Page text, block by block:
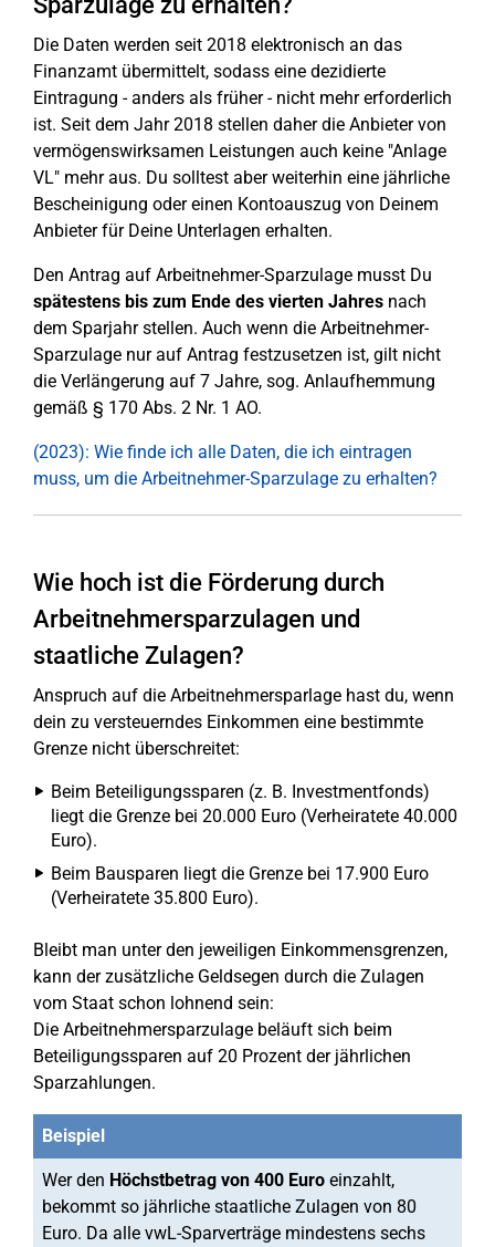
Die Daten werden seit 2018 elektronisch an das
Finanzamt übermittelt, sodass eine dezidierte
Eintragung - anders als früher - nicht mehr erforderlich
ist. Seit dem Jahr 2018 stellen daher die Anbieter von
vermögenswirksamen Leistungen auch keine "Anlage
VL" mehr aus. Du solltest aber weiterhin eine jährliche
Bescheinigung oder einen Kontoauszug von Deinem
Anbieter für Deine Unterlagen erhalten.
Den Antrag auf Arbeitnehmer-Sparzulage musst Du
spätestens bis zum Ende des vierten Jahres nach
dem Sparjahr stellen. Auch wenn die Arbeitnehmer-
Sparzulage nur auf Antrag festzusetzen ist, gilt nicht
die Verlängerung auf 7 Jahre, sog. Anlaufhemmung
gemäß § 170 Abs. 2 Nr. 1 AO.
(2023): Wie finde ich alle Daten, die ich eintragen
muss, um die Arbeitnehmer-Sparzulage zu erhalten?
Wie hoch ist die Förderung durch
Arbeitnehmersparzulagen und
staatliche Zulagen?
Anspruch auf die Arbeitnehmersparlage hast du, wenn
dein zu versteuerndes Einkommen eine bestimmte
Grenze nicht überschreitet:
Beim Beteiligungssparen (z. B. Investmentfonds)
liegt die Grenze bei 20.000 Euro (Verheiratete 40.000
Euro).
Beim Bausparen liegt die Grenze bei 17.900 Euro
(Verheiratete 35.800 Euro).
Bleibt man unter den jeweiligen Einkommensgrenzen,
kann der zusätzliche Geldsegen durch die Zulagen
vom Staat schon lohnend sein:
Die Arbeitnehmersparzulage beläuft sich beim
Beteiligungssparen auf 20 Prozent der jährlichen
Sparzahlungen.
Beispiel
Wer den Höchstbetrag von 400 Euro einzahlt,
bekommt so jährliche staatliche Zulagen von 80
Euro. Da alle vwL-Sparverträge mindestens sechs